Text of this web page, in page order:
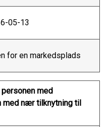
05-13
for en markedsplads
med
med nær tilknytning til